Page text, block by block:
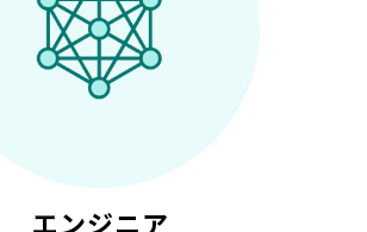
エンジニア